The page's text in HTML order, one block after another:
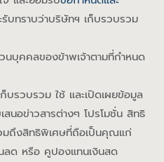
รับทราบว่าบริษัทฯ เก็บรวบรวม
นบุคคลของข้าพเจ้าตามที่กำหนด
บรวบรวม ใช้ และเปิดเผยข้อมูล
นอข่าวสารต่างๆ โปรโมชั่น สิทธิ
มถึงสิทธิพิเศษที่ถือเป็นคุณแก่
ด หรือ คูปองแทนเงินสด